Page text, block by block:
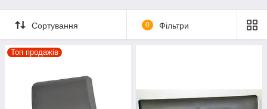
Сортування 0 Фільтри
Топ продажів